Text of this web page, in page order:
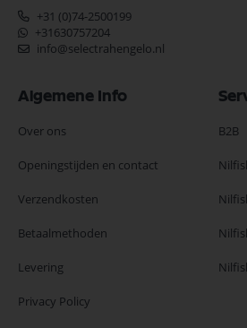
+31 (0)74-2500199
+31630757204
info@selectrahengelo.nl
Algemene Info
Over ons
Openingstijden en contact
Verzendkosten
Betaalmethoden
Levering
Privacy Policy
B2B